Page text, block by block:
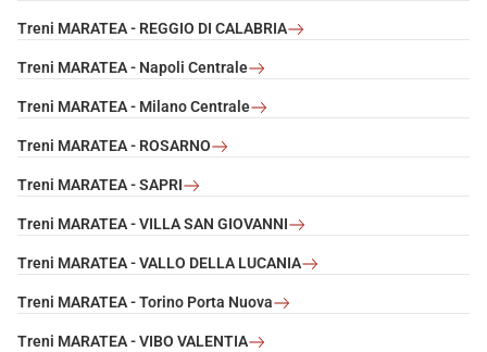
Treni MARATEA - REGGIO DI CALABRIA
Treni MARATEA - Napoli Centrale
Treni MARATEA - Milano Centrale
Treni MARATEA - ROSARNO
Treni MARATEA - SAPRI
Treni MARATEA - VILLA SAN GIOVANNI
Treni MARATEA - VALLO DELLA LUCANIA
Treni MARATEA - Torino Porta Nuova
Treni MARATEA - VIBO VALENTIA